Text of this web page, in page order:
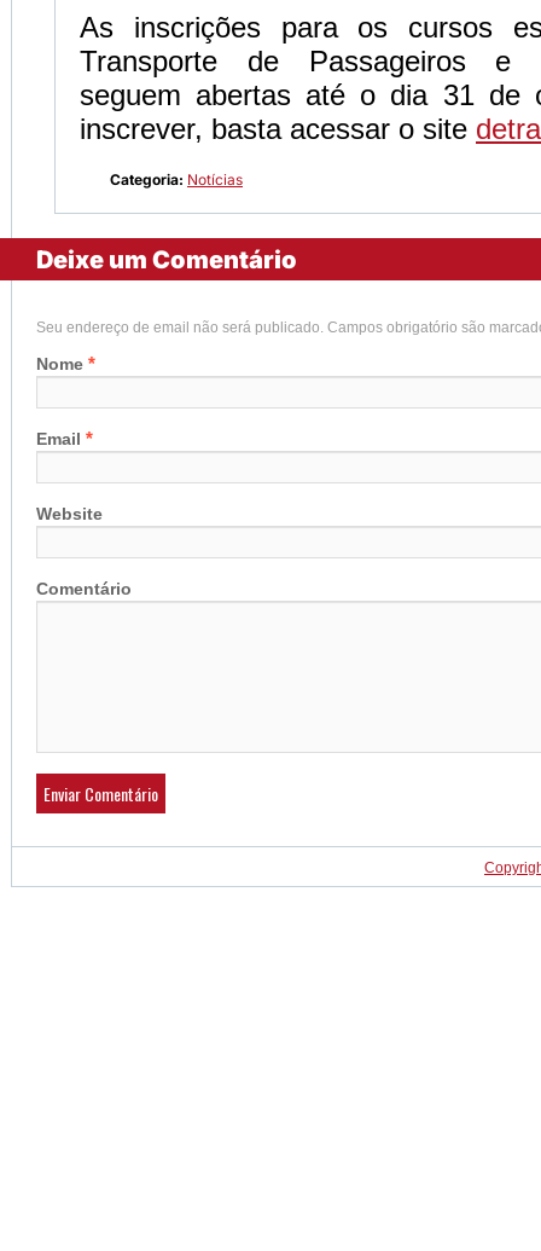
As inscrições para os cursos
Transporte de Passageiros e
seguem abertas até o dia 31 de
inscrever, basta acessar o site
Categoria: Notícias
Deixe um Comentário
Seu endereço de email não será publicado. Campos obrigatório são
Nome *
Email *
Website
Comentário